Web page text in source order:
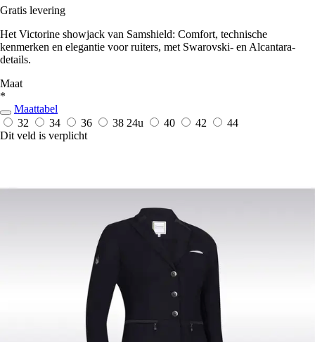
Gratis levering
Het Victorine showjack van Samshield: Comfort, technische
kenmerken en elegantie voor ruiters, met Swarovski- en Alcantara-
details.
Maat
*
Maattabel
32
34 36 38 24u 40 42
44
Dit veld is verplicht